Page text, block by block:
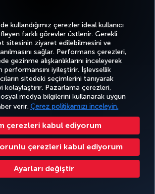
kullandığımız çerezler ideal kullanıcı
farklı görevler üstlenir. Gerekli
sitesinin ziyaret edilebilmesini ve
sağlar. Performans çerezleri,
gezinme alışkanlıklarını inceleyerek
iyileştirir. İşlevsellik
sitedeki seçimlerini tanıyarak
kolaylaştırır. Pazarlama çerezleri,
medya bilgilerini kullanarak uygun
verir. Çerez politikamızı inceleyin.
çerezleri kabul ediyorum
çerezleri kabul ediyorum
Ayarları değiştir
Instagram
YoutubeLinkedIn
TiktokBlogPinterest
FIRSATLAR
VE UÇUŞ
NOKTALARI
YARDIM MILES&SMILES
Gizlilik ve Çerez Politikası Yasal Uyarı Yolcu Hakları
Çerez Ayarlarını Değiştir
Türk Hava Yolları A.O. Her hakkı saklıdır. © 1996 - 2026